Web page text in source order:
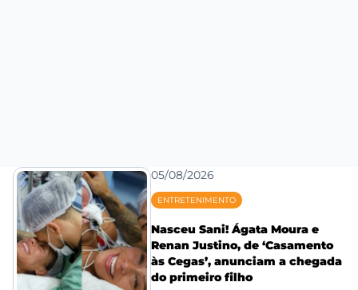
05/08/2026
ENTRETENIMENTO
Nasceu Sani! Ágata Moura e
Renan Justino, de ‘Casamento
às Cegas’, anunciam a chegada
do primeiro filho